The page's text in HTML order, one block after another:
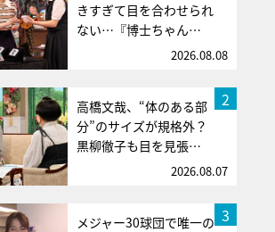
きすぎて目を合わせられ
ない…『博士ちゃん…
2026.08.08
2
高橋文哉、“体のある部
分”のサイズが規格外？
黒柳徹子も目を見張…
2026.08.07
3
メジャー30球団で唯一の